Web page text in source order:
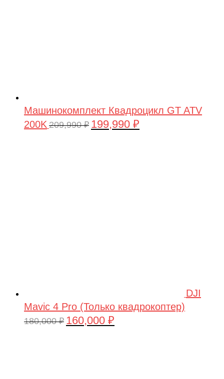
Машинокомплект Квадроцикл GT ATV
200K 209,990₽ Первоначальная
199,990 ₽
DJI
Mavic 4 Pro (Только квадрокоптер)
180,000₽ Первоначальная
160,000 ₽